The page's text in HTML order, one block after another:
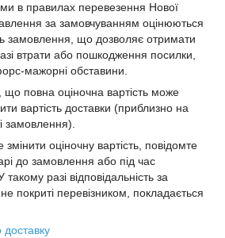
в правилах перевезення Нової
за замовчуванням оцінюються
замовлення, що дозволяє отримати
втрати або пошкодження посилки,
мажорні обставини.
, що повна оціночна вартість може
вартість доставки (приблизно на
замовлення).
оціночну вартість, повідомте
до замовлення або під час
разі відповідальність за
покриті перевізником, покладається
доставку